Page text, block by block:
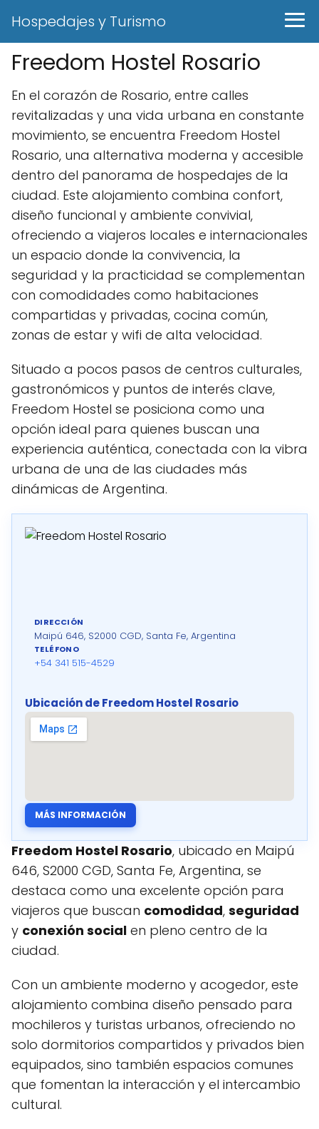
Hospedajes y Turismo
Freedom Hostel Rosario
En el corazón de Rosario, entre calles
revitalizadas y una vida urbana en constante
movimiento, se encuentra Freedom Hostel
Rosario, una alternativa moderna y accesible
dentro del panorama de hospedajes de la
ciudad. Este alojamiento combina confort,
diseño funcional y ambiente convivial,
ofreciendo a viajeros locales e internacionales
un espacio donde la convivencia, la
seguridad y la practicidad se complementan
con comodidades como habitaciones
compartidas y privadas, cocina común,
zonas de estar y wifi de alta velocidad.
Situado a pocos pasos de centros culturales,
gastronómicos y puntos de interés clave,
Freedom Hostel se posiciona como una
opción ideal para quienes buscan una
experiencia auténtica, conectada con la vibra
urbana de una de las ciudades más
dinámicas de Argentina.
DIRECCIÓN
Maipú 646, S2000 CGD, Santa Fe, Argentina
TELÉFONO
+54 341 515-4529
Ubicación de Freedom Hostel Rosario
MÁS INFORMACIÓN
Freedom Hostel Rosario, ubicado en Maipú
646, S2000 CGD, Santa Fe, Argentina, se
destaca como una excelente opción para
viajeros que buscan comodidad, seguridad
y conexión social en pleno centro de la
ciudad.
Con un ambiente moderno y acogedor, este
alojamiento combina diseño pensado para
mochileros y turistas urbanos, ofreciendo no
solo dormitorios compartidos y privados bien
equipados, sino también espacios comunes
que fomentan la interacción y el intercambio
cultural.